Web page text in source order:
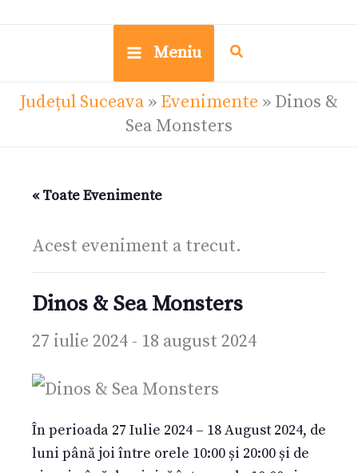
Meniu
Județul Suceava » Evenimente » Dinos &
Sea Monsters
« Toate Evenimente
Acest eveniment a trecut.
Dinos & Sea Monsters
27 iulie 2024 - 18 august 2024
În perioada 27 Iulie 2024 – 18 August 2024, de
luni până joi între orele 10:00 și 20:00 și de